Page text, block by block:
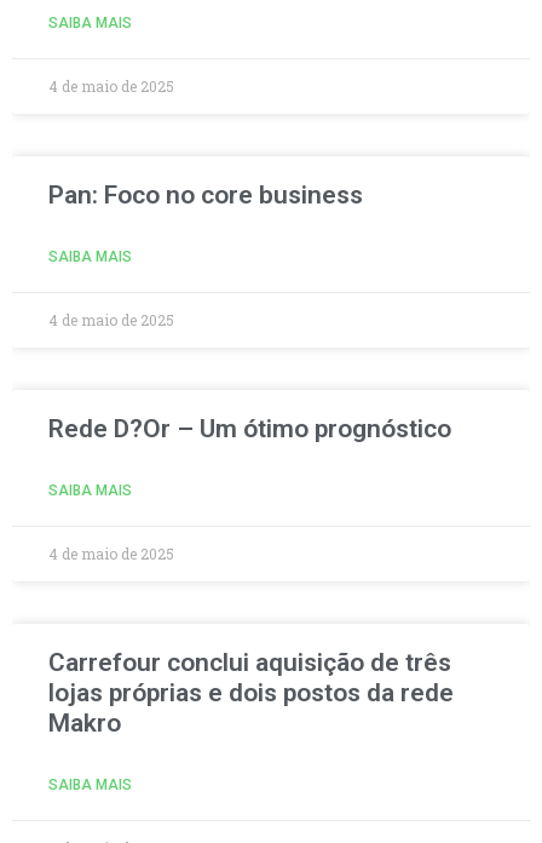
SAIBA MAIS
4 de maio de 2025
Pan: Foco no core business
SAIBA MAIS
4 de maio de 2025
Rede D?Or – Um ótimo prognóstico
SAIBA MAIS
4 de maio de 2025
Carrefour conclui aquisição de três
lojas próprias e dois postos da rede
Makro
SAIBA MAIS